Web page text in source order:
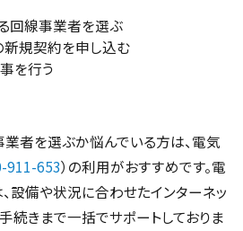
回線事業者を選ぶ
新規契約を申し込む
を行う
者を選ぶか悩んでいる方は、電気
911-653）の利用がおすすめです。電
設備や状況に合わせたインターネッ
続きまで一括でサポートしておりま